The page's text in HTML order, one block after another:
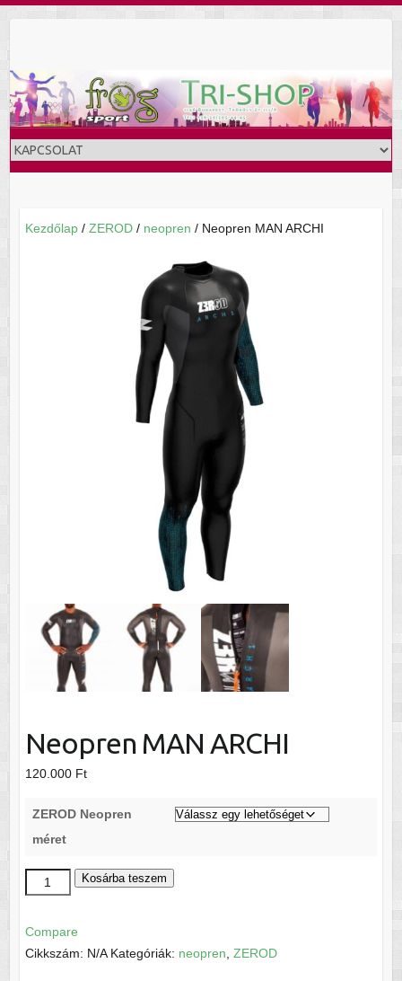
Kezdőlap/ ZEROD/ neopren / Neopren MAN ARCHI
Neopren MAN ARCHI
120.000 Ft
ZEROD Neopren
méret
Neopren
MAN
mennyiség
Kosárba teszem
Compare
Cikkszám: N/A Kategóriák: neopren ZEROD